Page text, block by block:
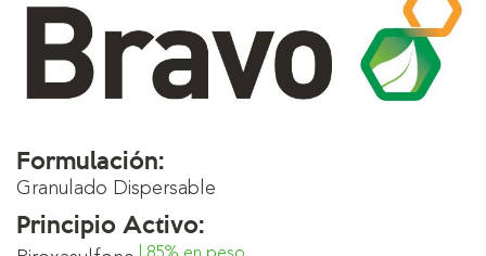
Formulación:
Granulado Dispersable
Principio Activo: